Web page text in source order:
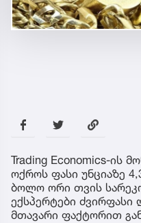
Trading Economics-ის
ოქროს ფასი უნციაზე
ბოლო ორი თვის
ექსპერტები ძვირფასი
მთავარი ფაქტორით